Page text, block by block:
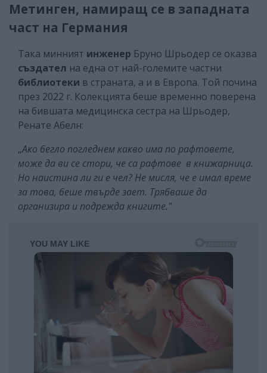
Метинген, намиращ се в западната
част на Германия
Така минният инженер Бруно Шрьодер се оказва
създател на една от най-големите частни
библиотеки в страната, а и в Европа. Той почина
през 2022 г. Колекцията беше временно поверена
на бившата медицинска сестра на Шрьодер,
Ренате Абелн:
„Ако бегло погледнем какво има по рафтовете,
може да ви се стори, че са рафтове в книжарница.
Но наистина ли ги е чел? Не мисля, че е имал време
за това, беше твърде зает. Трябваше да
организира и подрежда книгите."